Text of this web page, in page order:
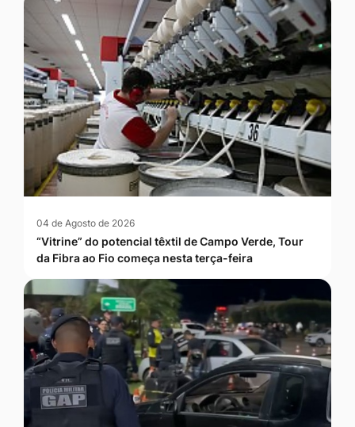
04 de Agosto de 2026
“Vitrine” do potencial têxtil de Campo Verde, Tour
da Fibra ao Fio começa nesta terça-feira